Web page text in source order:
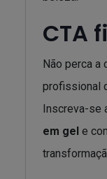
CTA
Não perca a
profissional
Inscreva-se
em gel e